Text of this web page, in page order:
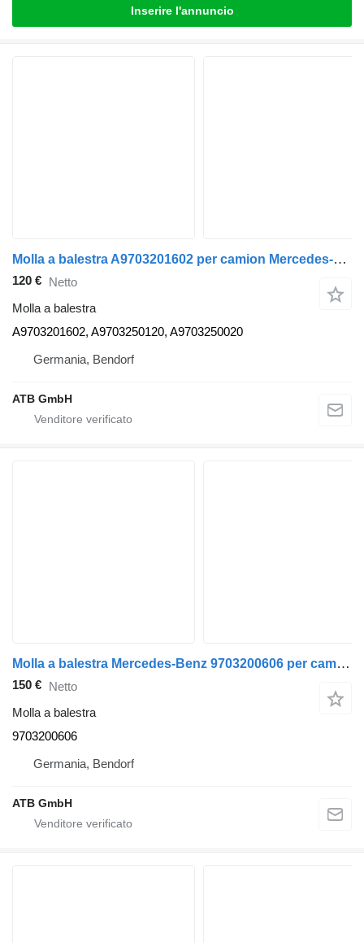
Inserire l'annuncio
Molla a balestra A9703201602 per camion Mercedes-Benz Atego 816/818
120 € Netto
Molla a balestra
A9703201602, A9703250120, A9703250020
Germania, Bendorf
ATB GmbH
Molla a balestra Mercedes-Benz 9703200606 per camion Mercedes-Benz Atego 818
150 € Netto
Molla a balestra
9703200606
Germania, Bendorf
ATB GmbH